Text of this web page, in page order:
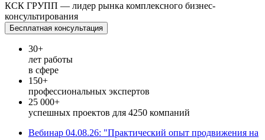
КСК ГРУПП — лидер рынка комплексного бизнес-
консультирования
Бесплатная консультация
30+
лет работы
в сфере
150+
профессиональных экспертов
25 000+
успешных проектов для 4250 компаний
Вебинар 04.08.26: "Практический опыт продвижения на